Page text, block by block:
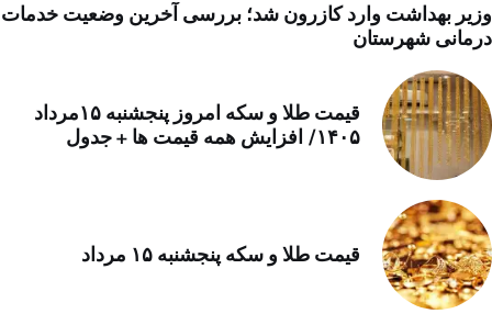
وزیر بهداشت وارد کازرون شد؛ بررسی آخرین وضعیت خدمات
درمانی شهرستان
قیمت طلا و سکه امروز پنجشنبه ۱۵مرداد
۱۴۰۵/ افزایش همه قیمت ها + جدول
قیمت طلا و سکه پنجشنبه ۱۵ مرداد